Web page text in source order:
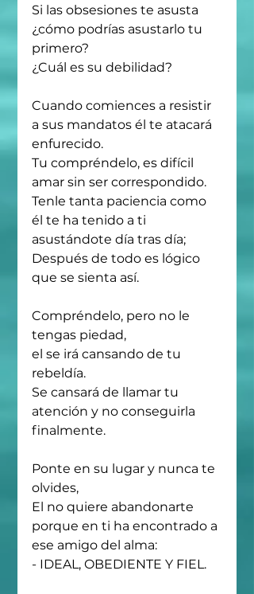
Si las obsesiones te asusta
¿cómo podrías asustarlo tu
primero?
¿Cuál es su debilidad?
Cuando comiences a resistir
a sus mandatos él te atacará
enfurecido.
Tu compréndelo, es difícil
amar sin ser correspondido.
Tenle tanta paciencia como
él te ha tenido a ti
asustándote día tras día;
Después de todo es lógico
que se sienta así.
Compréndelo, pero no le
tengas piedad,
el se irá cansando de tu
rebeldía.
Se cansará de llamar tu
atención y no conseguirla
finalmente.
Ponte en su lugar y nunca te
olvides,
El no quiere abandonarte
porque en ti ha encontrado a
ese amigo del alma:
- IDEAL, OBEDIENTE Y FIEL.